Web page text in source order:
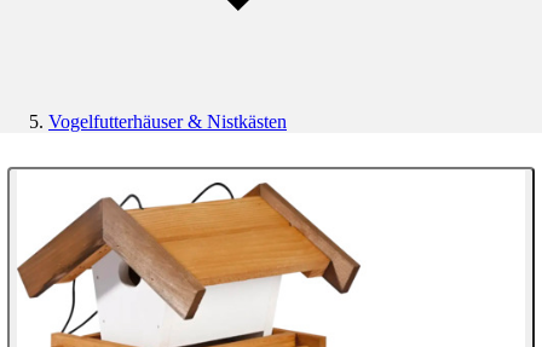
Vogelfutterhäuser & Nistkästen